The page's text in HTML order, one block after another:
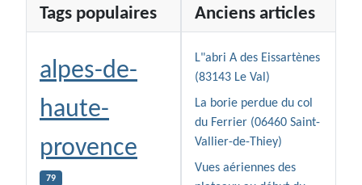
Tags populaires
alpes-de-
haute-
provence
79
Anciens articles
L"abri A des Eissartènes
(83143 Le Val)
La borie perdue du col
du Ferrier (06460 Saint-
Vallier-de-Thiey)
Vues aériennes des